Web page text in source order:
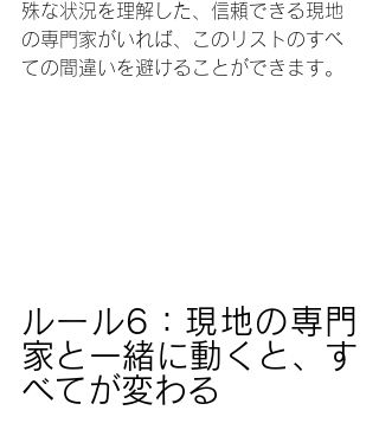
殊な状況を理解した、信頼できる現地
の専門家がいれば、このリストのすべ
ての間違いを避けることができます。
ルール6：現地の専門
家と一緒に動くと、す
べてが変わる